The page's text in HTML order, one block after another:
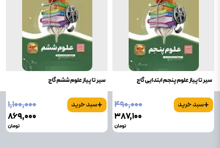
سیر تا پیاز علوم پنجم ابتدایی گاج
+سبد خرید
۴۹۰٬۰۰۰
۳۸۷٬۱۰۰
تومان
سیر تا پیاز علوم ششم گاج
+سبد خرید
۱٬۱۰۰٬۰۰۰
۸۶۹٬۰۰۰
تومان